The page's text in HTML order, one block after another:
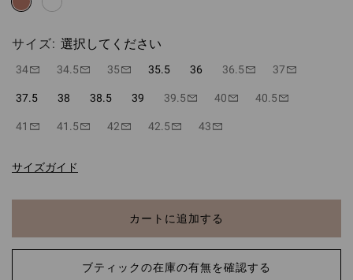
サイズ: 選択してください
34 34.5 35 35.5 36 36.5 37
37.5 38 38.5 39 39.5 40 40.5
41 41.5 42 42.5 43
サイズガイド
カートに追加する
ブティックの在庫の有無を確認する